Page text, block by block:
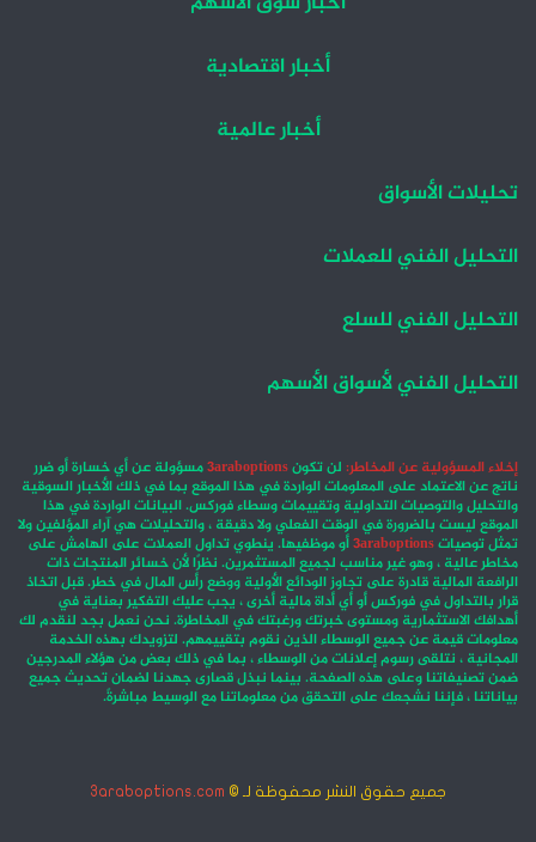
أخبار اقتصادية
أخبار عالمية
تحليلات الأسواق
التحليل الفني للعملات
التحليل الفني للسلع
التحليل الفني لأسواق الأسهم
إخلاء المسؤولية عن المخاطر: لن تكون3araboptionsمسؤولة عن أي خسارة أو ضرر
ناتج عن الاعتماد على المعلومات الواردة في هذا الموقع بما في ذلك الأخبار السوقية
والتحليل والتوصيات التداولية وتقييمات وسطاء فوركس. البيانات الواردة في هذا
الموقع ليست بالضرورة في الوقت الفعلي ولا دقيقة ، والتحليلات هي آراء المؤلفين ولا
تمثل توصيات3araboptionsأو موظفيها. ينطوي تداول العملات على الهامش على
مخاطر عالية ، وهو غير مناسب لجميع المستثمرين. نظرًا لأن خسائر المنتجات ذات
الرافعة المالية قادرة على تجاوز الودائع الأولية ووضع رأس المال في خطر. قبل اتخاذ
قرار بالتداول في فوركس أو أي أداة مالية أخرى ، يجب عليك التفكير بعناية في
أهدافك الاستثمارية ومستوى خبرتك ورغبتك في المخاطرة. نحن نعمل بجد لنقدم لك
معلومات قيمة عن جميع الوسطاء الذين نقوم بتقييمهم. لتزويدك بهذه الخدمة
المجانية ، نتلقى رسوم إعلانات من الوسطاء ، بما في ذلك بعض من هؤلاء المدرجين
ضمن تصنيفاتنا وعلى هذه الصفحة. بينما نبذل قصارى جهدنا لضمان تحديث جميع
بياناتنا ، فإننا نشجعك على التحقق من معلوماتنا مع الوسيط مباشرةً.
جميع حقوق النشر محفوظة لـ © 3araboptions.com